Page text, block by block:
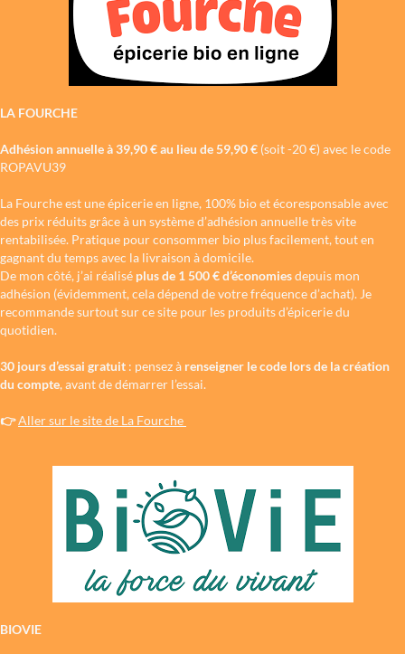
LA FOURCHE
Adhésion annuelle à 39,90 € au lieu de 59,90 € (soit -20 €) avec le code
ROPAVU39
La Fourche est une épicerie en ligne, 100% bio et écoresponsable avec
des prix réduits grâce à un système d’adhésion annuelle très vite
rentabilisée. Pratique pour consommer bio plus facilement, tout en
gagnant du temps avec la livraison à domicile.
De mon côté, j’ai réalisé plus de 1 500 € d’économiesdepuis mon
adhésion (évidemment, cela dépend de votre fréquence d’achat). Je
recommande surtout sur ce site pour les produits d’épicerie du
quotidien.
30 jours d’essai gratuit : pensez à renseigner le code lors de la création
du compte, avant de démarrer l’essai.
👉Aller sur le site de La Fourche
BIOVIE